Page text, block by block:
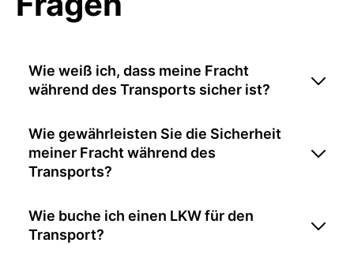
Wie weiß ich, dass meine Fracht
während des Transports sicher ist?
Wie gewährleisten Sie die Sicherheit
meiner Fracht während des
Transports?
Wie buche ich einen LKW für den
Transport?